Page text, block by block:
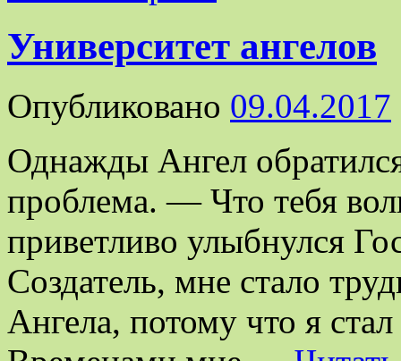
Университет ангелов
Опубликовано 09.04.2017
Однажды Ангел
проблема. — Что тебя
приветливо улыбнулся
Создатель, мне стало
Ангела, потому что я